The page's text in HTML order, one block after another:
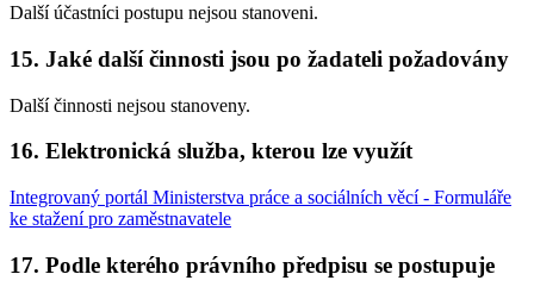
Další účastníci postupu nejsou stanoveni.
15. Jaké další činnosti jsou po žadateli požadovány
Další činnosti nejsou stanoveny.
16. Elektronická služba, kterou lze využít
Integrovaný portál Ministerstva práce a sociálních věcí - Formuláře
ke stažení pro zaměstnavatele
17. Podle kterého právního předpisu se postupuje